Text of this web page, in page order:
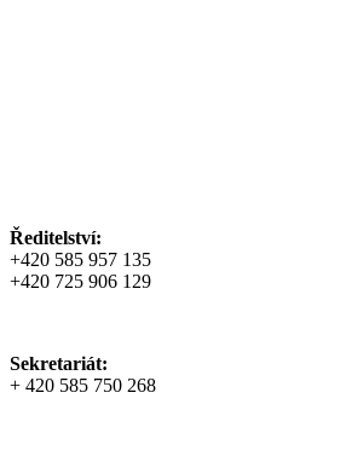
Ředitelství:
+420 585 957 135
+420 725 906 129
Sekretariát:
+ 420 585 750 268